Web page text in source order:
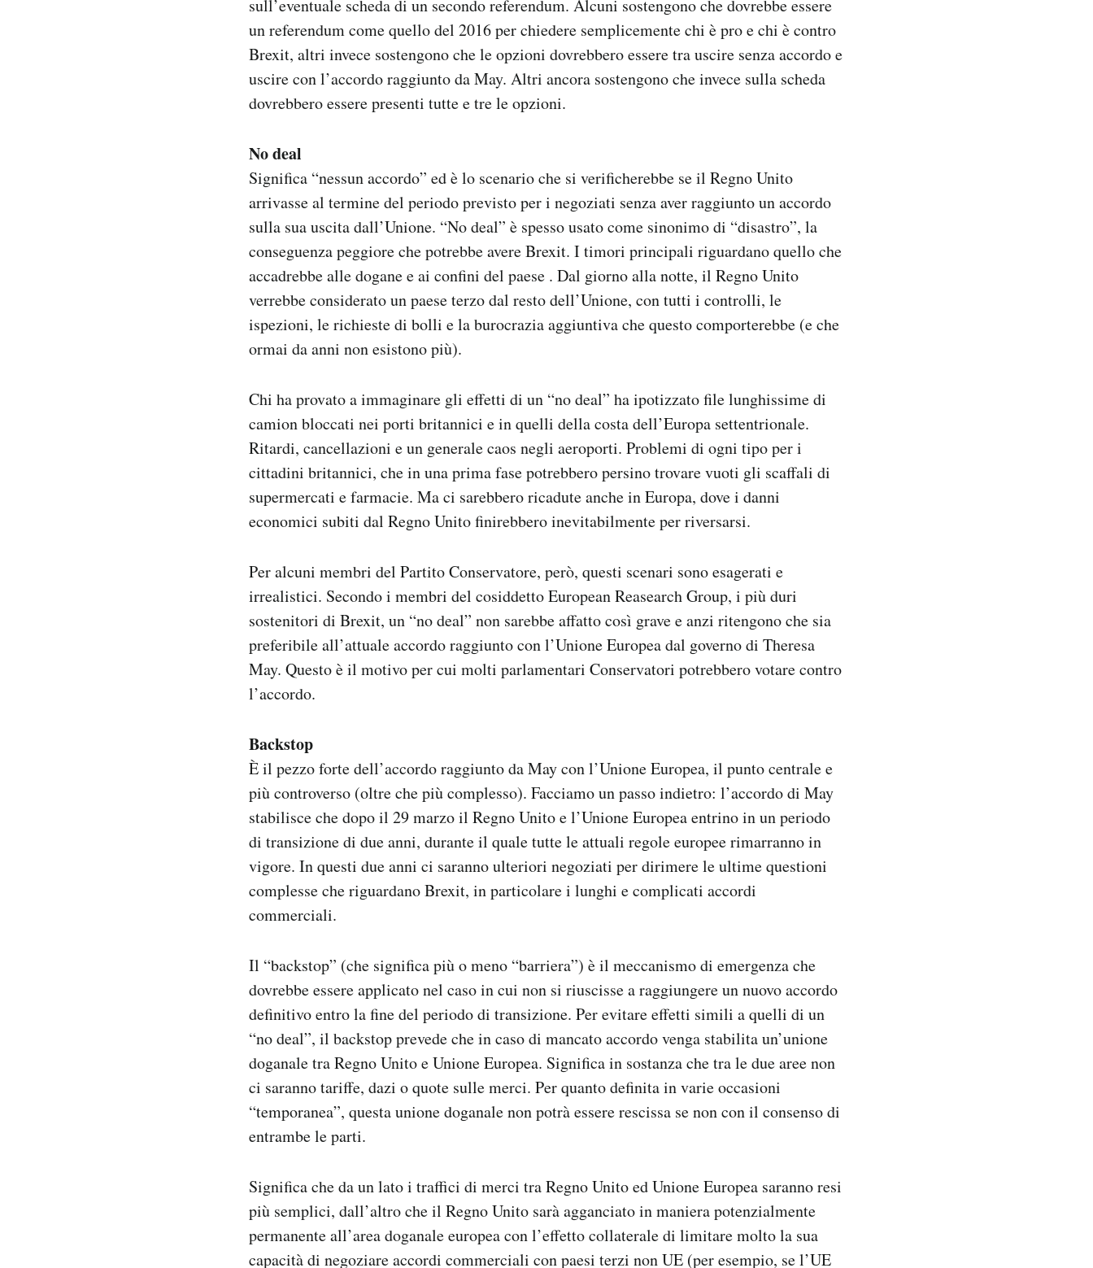
sull’eventuale scheda di un secondo referendum. Alcuni sostengono che dovrebbe essere
un referendum come quello del 2016 per chiedere semplicemente chi è pro e chi è contro
Brexit, altri invece sostengono che le opzioni dovrebbero essere tra uscire senza accordo e
uscire con l’accordo raggiunto da May. Altri ancora sostengono che invece sulla scheda
dovrebbero essere presenti tutte e tre le opzioni.
No deal
Significa “nessun accordo” ed è lo scenario che si verificherebbe se il Regno Unito
arrivasse al termine del periodo previsto per i negoziati senza aver raggiunto un accordo
sulla sua uscita dall’Unione. “No deal” è spesso usato come sinonimo di “disastro”, la
conseguenza peggiore che potrebbe avere Brexit. I timori principali riguardano quello che
accadrebbe alle dogane e ai confini del paese . Dal giorno alla notte, il Regno Unito
verrebbe considerato un paese terzo dal resto dell’Unione, con tutti i controlli, le
ispezioni, le richieste di bolli e la burocrazia aggiuntiva che questo comporterebbe (e che
ormai da anni non esistono più).
Chi ha provato a immaginare gli effetti di un “no deal” ha ipotizzato file lunghissime di
camion bloccati nei porti britannici e in quelli della costa dell’Europa settentrionale.
Ritardi, cancellazioni e un generale caos negli aeroporti. Problemi di ogni tipo per i
cittadini britannici, che in una prima fase potrebbero persino trovare vuoti gli scaffali di
supermercati e farmacie. Ma ci sarebbero ricadute anche in Europa, dove i danni
economici subiti dal Regno Unito finirebbero inevitabilmente per riversarsi.
Per alcuni membri del Partito Conservatore, però, questi scenari sono esagerati e
irrealistici. Secondo i membri del cosiddetto European Reasearch Group, i più duri
sostenitori di Brexit, un “no deal” non sarebbe affatto così grave e anzi ritengono che sia
preferibile all’attuale accordo raggiunto con l’Unione Europea dal governo di Theresa
May. Questo è il motivo per cui molti parlamentari Conservatori potrebbero votare contro
l’accordo.
Backstop
È il pezzo forte dell’accordo raggiunto da May con l’Unione Europea, il punto centrale e
più controverso (oltre che più complesso). Facciamo un passo indietro: l’accordo di May
stabilisce che dopo il 29 marzo il Regno Unito e l’Unione Europea entrino in un periodo
di transizione di due anni, durante il quale tutte le attuali regole europee rimarranno in
vigore. In questi due anni ci saranno ulteriori negoziati per dirimere le ultime questioni
complesse che riguardano Brexit, in particolare i lunghi e complicati accordi
commerciali.
Il “backstop” (che significa più o meno “barriera”) è il meccanismo di emergenza che
dovrebbe essere applicato nel caso in cui non si riuscisse a raggiungere un nuovo accordo
definitivo entro la fine del periodo di transizione. Per evitare effetti simili a quelli di un
“no deal”, il backstop prevede che in caso di mancato accordo venga stabilita un’unione
doganale tra Regno Unito e Unione Europea. Significa in sostanza che tra le due aree non
ci saranno tariffe, dazi o quote sulle merci. Per quanto definita in varie occasioni
“temporanea”, questa unione doganale non potrà essere rescissa se non con il consenso di
entrambe le parti.
Significa che da un lato i traffici di merci tra Regno Unito ed Unione Europea saranno resi
più semplici, dall’altro che il Regno Unito sarà agganciato in maniera potenzialmente
permanente all’area doganale europea con l’effetto collaterale di limitare molto la sua
capacità di negoziare accordi commerciali con paesi terzi non UE (per esempio, se l’UE